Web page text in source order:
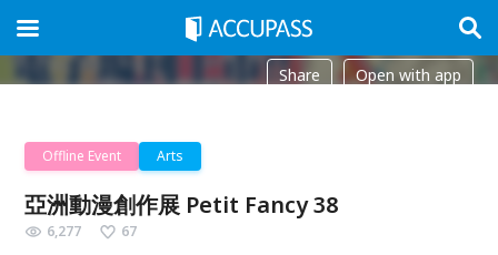
Share Open with app
Offline Event Arts
亞洲動漫創作展 Petit Fancy 38
6,277 67